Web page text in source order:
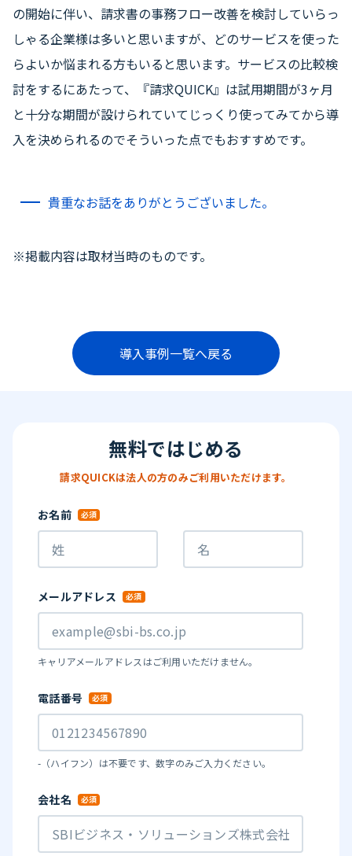
の開始に伴い、請求書の事務フロー改善を検討していらっ
しゃる企業様は多いと思いますが、どのサービスを使った
らよいか悩まれる方もいると思います。サービスの比較検
討をするにあたって、『請求QUICK』は試用期間が3ヶ月
と十分な期間が設けられていてじっくり使ってみてから導
入を決められるのでそういった点でもおすすめです。
貴重なお話をありがとうございました。
※掲載内容は取材当時のものです。
導入事例一覧へ戻る
無料ではじめる
請求QUICKは法人の方のみご利用いただけます。
お名前
メールアドレス
キャリアメールアドレスはご利用いただけません。
電話番号
-（ハイフン）は不要です、数字のみご入力ください。
会社名